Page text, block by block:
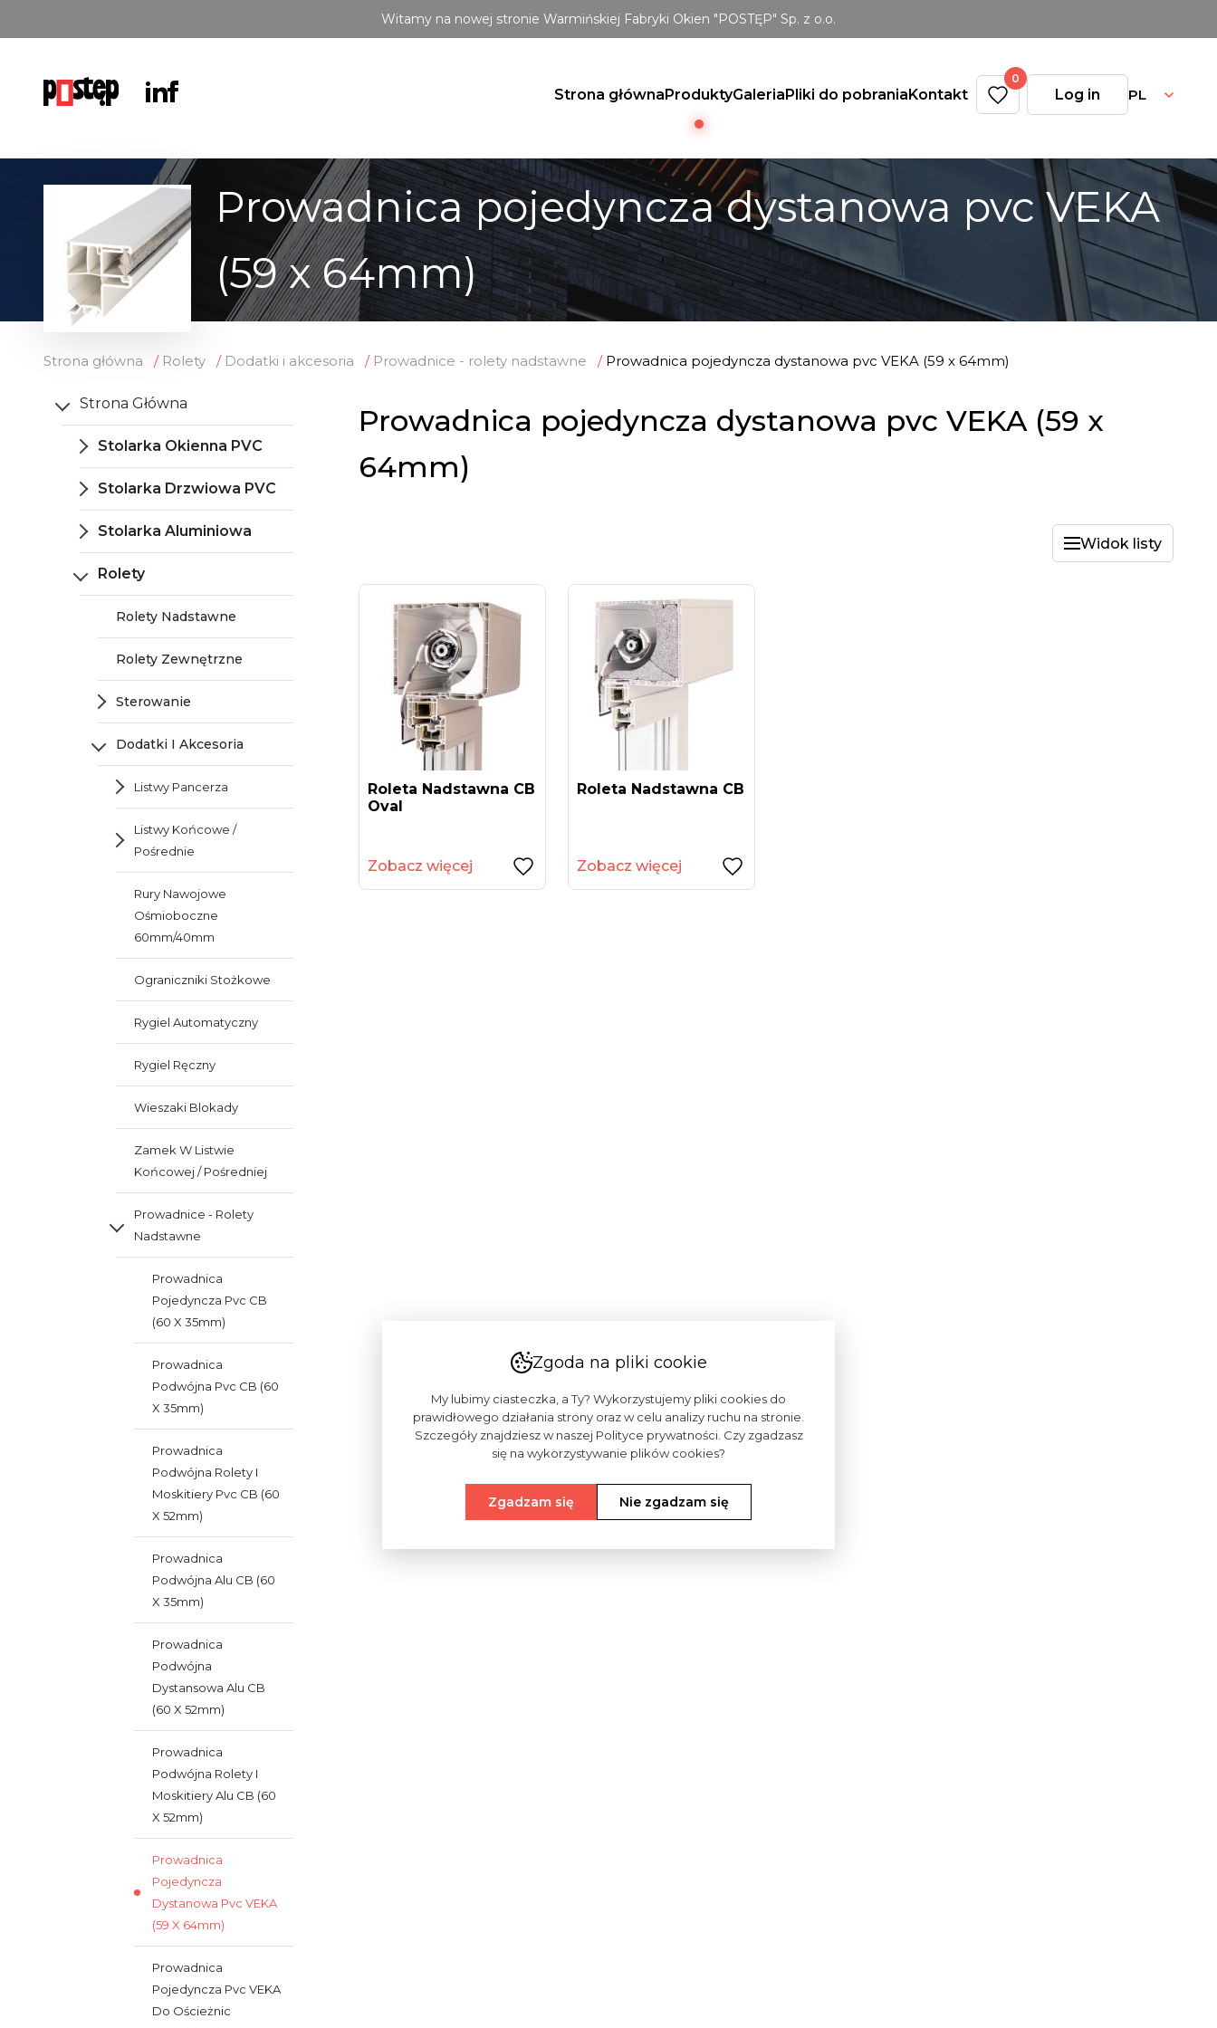
Witamy na nowej stronie Warmińskiej Fabryki Okien "POSTĘP" Sp. z o.o.
Strona głównaProduktyGaleriaPliki do pobraniaKontakt
0
Log in PL
Prowadnica pojedyncza dystanowa pvc VEKA
(59 x 64mm)
Strona główna Rolety Dodatki i akcesoria Prowadnice - rolety nadstawne Prowadnica pojedyncza dystanowa pvc VEKA (59 x 64mm)
Strona Główna
Stolarka Okienna PVC
Stolarka Drzwiowa PVC
Stolarka Aluminiowa
Rolety
Rolety Nadstawne
Rolety Zewnętrzne
Sterowanie
Dodatki I Akcesoria
Listwy Pancerza
Listwy Końcowe /
Pośrednie
Rury Nawojowe
Ośmioboczne
60mm/40mm
Ograniczniki Stożkowe
Rygiel Automatyczny
Rygiel Ręczny
Wieszaki Blokady
Zamek W Listwie
Końcowej / Pośredniej
Prowadnice - Rolety
Nadstawne
Prowadnica
Pojedyncza Pvc CB
(60 X 35mm)
Prowadnica
Podwójna Pvc CB (60
X 35mm)
Prowadnica
Podwójna Rolety I
Moskitiery Pvc CB (60
X 52mm)
Prowadnica
Podwójna Alu CB (60
X 35mm)
Prowadnica
Podwójna
Dystansowa Alu CB
(60 X 52mm)
Prowadnica
Podwójna Rolety I
Moskitiery Alu CB (60
X 52mm)
Prowadnica
Pojedyncza
Dystanowa Pvc VEKA
(59 X 64mm)
Prowadnica
Pojedyncza Pvc VEKA
Do Ościeżnic
Prowadnica pojedyncza dystanowa pvc VEKA (59 x
64mm)
Widok listy
Roleta Nadstawna CB
Oval
Zobacz więcej
Roleta Nadstawna CB
Zobacz więcej
Zgoda na pliki cookie
My lubimy ciasteczka, a Ty? Wykorzystujemy pliki cookies do
prawidłowego działania strony oraz w celu analizy ruchu na stronie.
Szczegóły znajdziesz w naszej Polityce prywatności. Czy zgadzasz
się na wykorzystywanie plików cookies?
Zgadzam się Nie zgadzam się